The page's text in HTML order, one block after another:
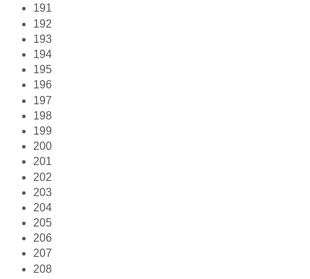
191
192
193
194
195
196
197
198
199
200
201
202
203
204
205
206
207
208